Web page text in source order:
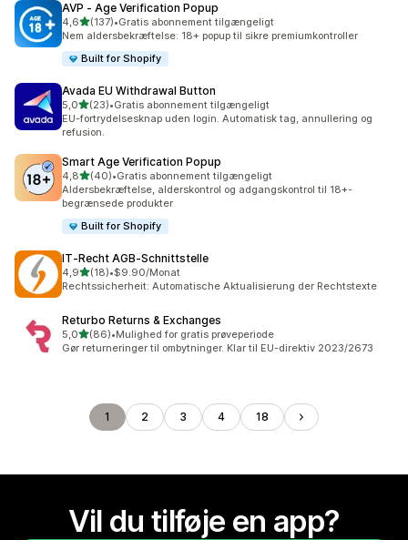
AVP ‑ Age Verification Popup
4,6ud af 5 stjerner
(137)
137 anmeldelser i alt
•Gratis abonnement tilgængeligt
Nem aldersbekræftelse: 18+ popup til sikre premiumkontroller
Built for Shopify
Avada EU Withdrawal Button
5,0ud af 5 stjerner
(23)
23 anmeldelser i alt
•Gratis abonnement tilgængeligt
EU-fortrydelsesknap uden login. Automatisk tag, annullering og
refusion.
Smart Age Verification Popup
4,8ud af 5 stjerner
(40)
40 anmeldelser i alt
•Gratis abonnement tilgængeligt
Aldersbekræftelse, alderskontrol og adgangskontrol til 18+-
begrænsede produkter
Built for Shopify
IT‑Recht AGB‑Schnittstelle
4,9ud af 5 stjerner
(18)
18 anmeldelser i alt
•$9.90/Monat
Rechtssicherheit: Automatische Aktualisierung der Rechtstexte
Returbo Returns & Exchanges
5,0ud af 5 stjerner
(86)
86 anmeldelser i alt
•Mulighed for gratis prøveperiode
Gør returneringer til ombytninger. Klar til EU-direktiv 2023/2673
1 2 3 4 18
Vil du tilføje en app?